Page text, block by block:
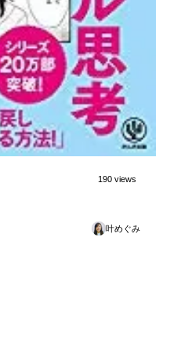
190 views
叶めぐみ